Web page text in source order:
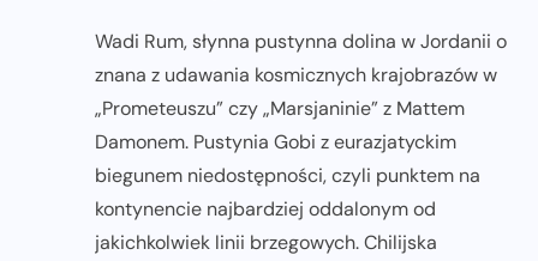
Wadi Rum, słynna pustynna dolina w Jordanii o
znana z udawania kosmicznych krajobrazów w
„Prometeuszu” czy „Marsjaninie” z Mattem
Damonem. Pustynia Gobi z eurazjatyckim
biegunem niedostępności, czyli punktem na
kontynencie najbardziej oddalonym od
jakichkolwiek linii brzegowych. Chilijska